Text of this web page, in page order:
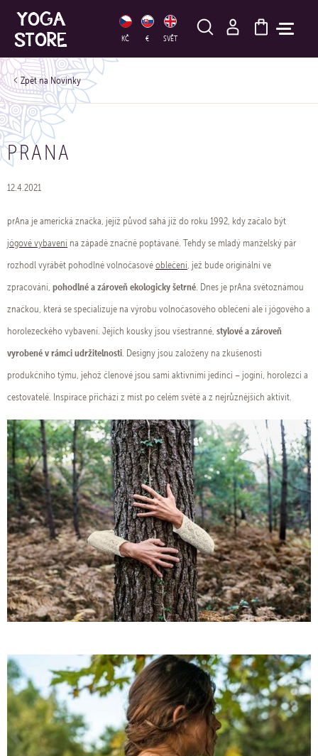
KČ € SVĚT
HLEDAT
Novinky
PRANA
12.4.2021
prAna je americká značka, jejíž původ sahá již do roku 1992, kdy začalo být
jógové vybavení na západě značně poptávané. Tehdy se mladý manželský pár
rozhodl vyrábět pohodlné volnočasovéoblečení, jež bude originální ve
zpracování, pohodlné a zároveň ekologicky šetrné. Dnes je prAna světoznámou
značkou, která se specializuje na výrobu volnočasového oblečení ale i jógového a
horolezeckého vybavení. Jejich kousky jsou všestranné, stylové a zároveň
vyrobené v rámci udržitelnosti. Designy jsou založeny na zkušenosti
produkčního týmu, jehož členové jsou sami aktivními jedinci – jogíni, horolezci a
cestovatelé. Inspirace přichází z míst po celém světě a z nejrůznějších aktivit.